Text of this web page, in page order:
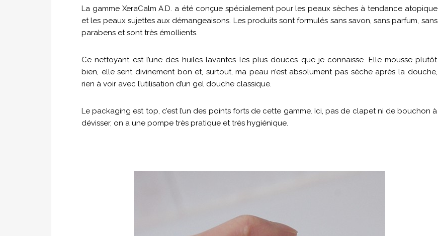
La gamme XeraCalm A.D. a été conçue spécialement pour les peaux sèches à tendance atopique
et les peaux sujettes aux démangeaisons. Les produits sont formulés sans savon, sans parfum, sans
parabens et sont très émollients.
Ce nettoyant est l’une des huiles lavantes les plus douces que je connaisse. Elle mousse plutôt
bien, elle sent divinement bon et, surtout, ma peau n’est absolument pas sèche après la douche,
rien à voir avec l’utilisation d’un gel douche classique.
Le packaging est top, c’est l’un des points forts de cette gamme. Ici, pas de clapet ni de bouchon à
dévisser, on a une pompe très pratique et très hygiénique.